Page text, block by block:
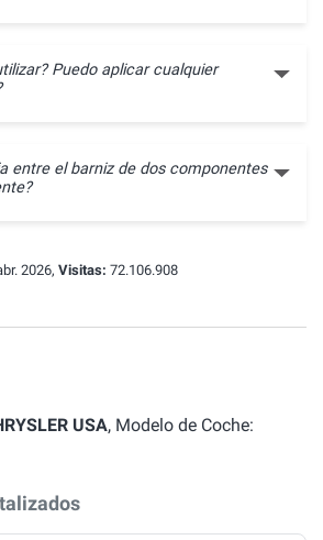
Puedo aplicar cualquier
entre el barniz de dos componentes
2026, Visitas: 72.106.908
USA, Modelo de Coche: